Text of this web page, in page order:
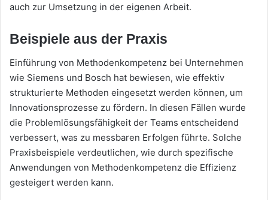
auch zur Umsetzung in der eigenen Arbeit.
Beispiele aus der Praxis
Einführung von Methodenkompetenz bei Unternehmen
wie Siemens und Bosch hat bewiesen, wie effektiv
strukturierte Methoden eingesetzt werden können, um
Innovationsprozesse zu fördern. In diesen Fällen wurde
die Problemlösungsfähigkeit der Teams entscheidend
verbessert, was zu messbaren Erfolgen führte. Solche
Praxisbeispiele verdeutlichen, wie durch spezifische
Anwendungen von Methodenkompetenz die Effizienz
gesteigert werden kann.